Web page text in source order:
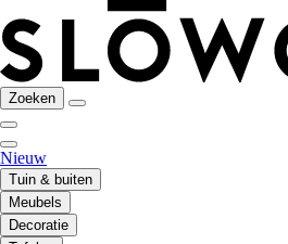
Zoeken
Nieuw
Tuin & buiten
Meubels
Decoratie